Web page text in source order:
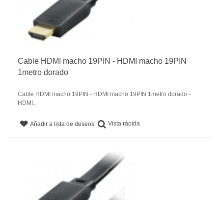
Cable HDMI macho 19PIN - HDMI macho 19PIN
1metro dorado
Cable HDMI macho 19PIN - HDMI macho 19PIN 1metro dorado -
HDMI.,
Añadir a lista de deseos Vista rápida